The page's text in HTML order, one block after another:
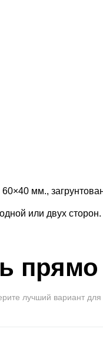
мм.,
или двух
прямо
лучший вариант для